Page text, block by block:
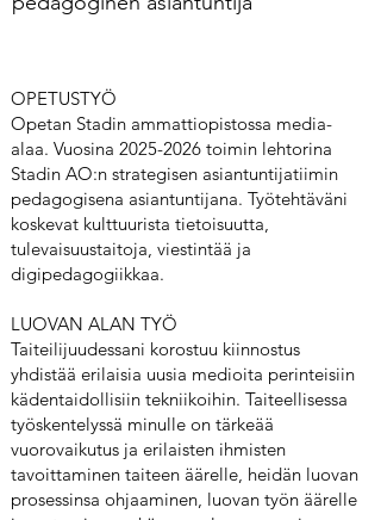
OPETUSTYÖ
Opetan Stadin ammattiopistossa media-
alaa. Vuosina 2025-2026 toimin lehtorina
Stadin AO:n strategisen asiantuntijatiimin
pedagogisena asiantuntijana. Työtehtäväni
koskevat kulttuurista tietoisuutta,
tulevaisuustaitoja, viestintää ja
digipedagogiikkaa.
LUOVAN ALAN TYÖ
Taiteilijuudessani korostuu kiinnostus
yhdistää erilaisia uusia medioita perinteisiin
kädentaidollisiin tekniikoihin. Taiteellisessa
työskentelyssä minulle on tärkeää
vuorovaikutus ja erilaisten ihmisten
tavoittaminen taiteen äärelle, heidän luovan
prosessinsa ohjaaminen, luovan työn äärelle